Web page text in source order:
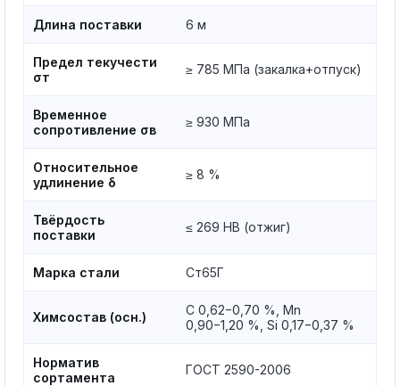
Длина поставки 6 м
Предел текучести
σт
≥ 785 МПа (закалка+отпуск)
Временное
сопротивление σв
≥ 930 МПа
Относительное
удлинение δ
≥ 8 %
Твёрдость
поставки
≤ 269 HB (отжиг)
Марка стали Ст65Г
Химсостав (осн.)
C 0,62−0,70 %, Mn
0,90−1,20 %, Si 0,17−0,37 %
Норматив
сортамента
ГОСТ 2590-2006